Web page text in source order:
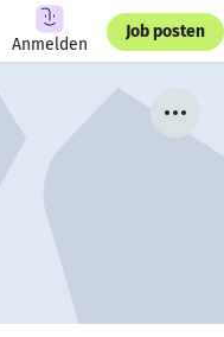
Anmelden
Job posten